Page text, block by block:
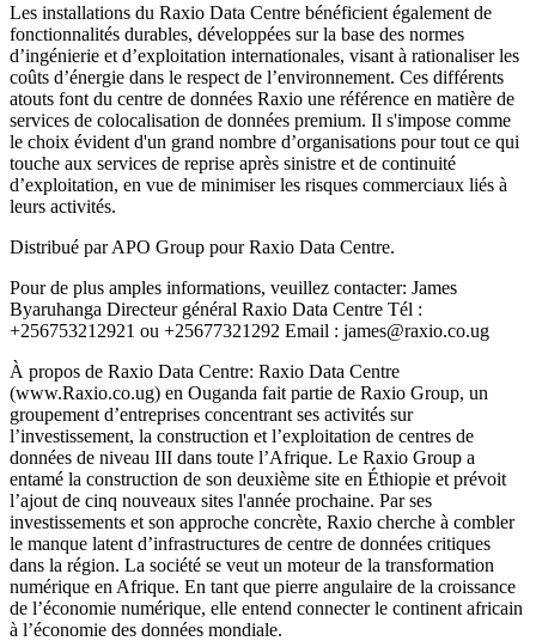
Les installations du Raxio Data Centre bénéficient également de
fonctionnalités durables, développées sur la base des normes
d’ingénierie et d’exploitation internationales, visant à rationaliser les
coûts d’énergie dans le respect de l’environnement. Ces différents
atouts font du centre de données Raxio une référence en matière de
services de colocalisation de données premium. Il s'impose comme
le choix évident d'un grand nombre d’organisations pour tout ce qui
touche aux services de reprise après sinistre et de continuité
d’exploitation, en vue de minimiser les risques commerciaux liés à
leurs activités.
Distribué par APO Group pour Raxio Data Centre.
Pour de plus amples informations, veuillez contacter: James
Byaruhanga Directeur général Raxio Data Centre Tél :
+256753212921 ou +25677321292 Email : james@raxio.co.ug
À propos de Raxio Data Centre: Raxio Data Centre
(www.Raxio.co.ug) en Ouganda fait partie de Raxio Group, un
groupement d’entreprises concentrant ses activités sur
l’investissement, la construction et l’exploitation de centres de
données de niveau III dans toute l’Afrique. Le Raxio Group a
entamé la construction de son deuxième site en Éthiopie et prévoit
l’ajout de cinq nouveaux sites l'année prochaine. Par ses
investissements et son approche concrète, Raxio cherche à combler
le manque latent d’infrastructures de centre de données critiques
dans la région. La société se veut un moteur de la transformation
numérique en Afrique. En tant que pierre angulaire de la croissance
de l’économie numérique, elle entend connecter le continent africain
à l’économie des données mondiale.